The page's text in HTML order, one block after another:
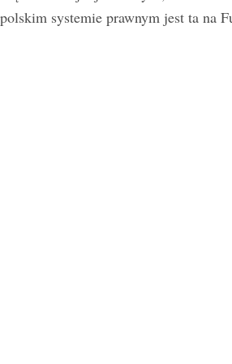
systemie prawnym jest ta na